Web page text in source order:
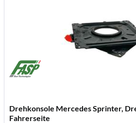
Drehkonsole Mercedes Sprinter,
Fahrerseite